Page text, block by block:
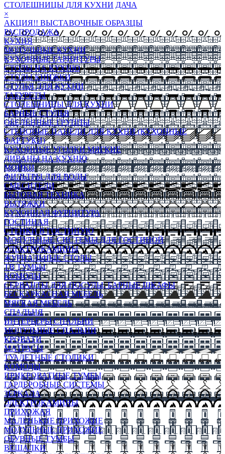
СТОЛЕШНИЦЫ ДЛЯ КУХНИ ДАЧА
×
АКЦИЯ!! ВЫСТАВОЧНЫЕ ОБРАЗЦЫ
РАСПРОДАЖА
КУХНЯ
МОДУЛЬНЫЕ КУХНИ
КУХОННЫЕ ГАРНИТУРЫ
СТОЛЫ НА КУХНЮ
СТОЛЫ КНИЖКИ
СТУЛЬЯ ДЛЯ КУХНИ
ТАБУРЕТЫ
СТОЛЕШНИЦЫ ДЛЯ КУХНИ
БАРНЫЕ СТУЛЬЯ
ОБЕДЕННЫЕ ГРУППЫ
СТЕНОВЫЕ ПАНЕЛИ ДЛЯ КУХНИ (КУХОННЫЕ
ФАРТУКИ)
КУХОННЫЕ УГОЛКИ МЯГКИЕ
ДИВАНЫ НА КУХНЮ
МОЙКИ
ФИЛЬТРЫ ДЛЯ ВОДЫ
СМЕСИТЕЛИ
БЫТОВАЯ ТЕХНИКА
ВЫТЯЖКИ
КУХОННАЯ ФУРНИТУРА
ГОСТИНАЯ
СТЕНКИ В ГОСТИНУЮ
МОДУЛЬНЫЕ СИСТЕМЫ ДЛЯ ГОСТИНОЙ
ЭЛЕКТРОКАМИНЫ
ЖУРНАЛЬНЫЕ СТОЛЫ
ТВ ТУМБЫ
КОМОДЫ
СЕРВАНТЫ ДЛЯ ПОСУДЫ, БАРНЫЕ ШКАФЫ
БЕСКАРКАСНАЯ МЕБЕЛЬ
МЯГКАЯ МЕБЕЛЬ
СПАЛЬНЯ
ИНТЕРЬЕРЫ СПАЛЬНИ
МОДУЛЬНЫЕ СПАЛЬНИ
КРОВАТИ
МАТРАСЫ
ТУАЛЕТНЫЕ СТОЛИКИ
КОМОДЫ
ПРИКРОВАТНЫЕ ТУМБЫ
ГАРДЕРОБНЫЕ СИСТЕМЫ
ЗЕРКАЛА
ЭЛЕКТРОКАМИНЫ
ПРИХОЖАЯ
МАЛЕНЬКИЕ ПРИХОЖИЕ
МОДУЛЬНЫЕ ПРИХОЖИЕ
ОБУВНЫЕ ТУМБЫ
ВЕШАЛКИ